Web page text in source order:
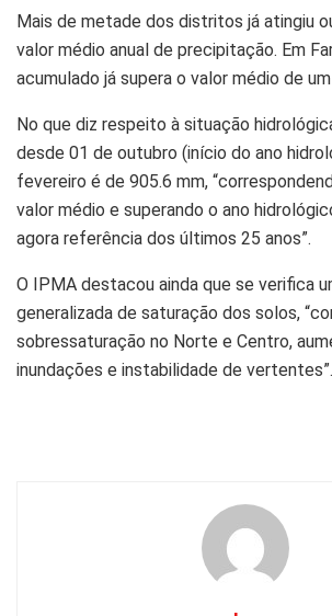
Mais de metade dos distritos já atingiu
valor médio anual de precipitação. Em
acumulado já supera o valor médio de
No que diz respeito à situação
desde 01 de outubro (início do ano
fevereiro é de 905.6 mm,
valor médio e superando o ano
agora referência dos últimos 25 anos”.
O IPMA destacou ainda que se verifica
generalizada de saturação dos solos,
sobressaturação no Norte e Centro,
inundações e instabilidade de vertentes”.